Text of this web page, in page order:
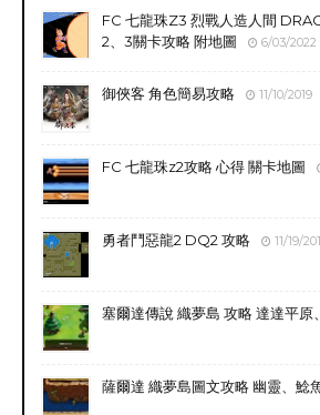
FC 七龍珠Z3 烈戰人造人間
2、3關卡攻略 附地圖
6/03/2022
御俠客 角色簡易攻略 11/10/2019
FC 七龍珠z2攻略 心得 關卡地圖
勇者鬥惡龍2 DQ2 攻略 11/19/
塞爾達傳說 織夢島 攻略 達達平原
薩爾達 織夢島圖文攻略 幽靈、鯰